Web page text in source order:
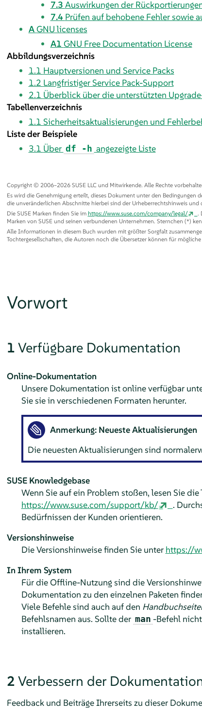
7.3 Auswirkungen der
7.4 Prüfen auf behobene Fehler sowie
AGNU licenses
A1 GNU Free Documentation License
Abbildungsverzeichnis
1.1 Hauptversionen und Service Packs
1.2 Langfristiger Service Pack-Support
2.1 Überblick über die unterstützten
Tabellenverzeichnis
1.1 Sicherheitsaktualisierungen und
Liste der Beispiele
3.1 Über df -h angezeigte Liste
Copyright © 2006–2026 SUSE LLC und Mitwirkende. Alle Rechte
Es wird die Genehmigung erteilt, dieses Dokument unter den
die unveränderlichen Abschnitte hierbei sind der Urheberrechtshinweis
Die SUSE Marken finden Sie im https://www.suse.com/company/legal/
.
Marken von SUSE und seinen verbundenen Unternehmen. Sternchen (*)
Alle Informationen in diesem Buch wurden mit größter Sorgfalt
Tochtergesellschaften, die Autoren noch die Übersetzer können für
Vorwort
1 Verfügbare Dokumentation
Online-Dokumentation
Unsere Dokumentation ist online verfügbar
Sie sie in verschiedenen Formaten herunter.
Anmerkung: Neueste Aktualisierungen
Die neuesten Aktualisierungen sind
SUSE Knowledgebase
Wenn Sie auf ein Problem stoßen, lesen Sie
https://www.suse.com/support/kb/
.
Bedürfnissen der Kunden orientieren.
Versionshinweise
Die Versionshinweise finden Sie unter https://
In Ihrem System
Für die Offline-Nutzung sind die
Dokumentation zu den einzelnen Paketen
Viele Befehle sind auch auf den
Befehlsnamen aus. Sollte der man -Befehl
installieren.
2 Verbessern der
Feedback und Beiträge Ihrerseits zu dieser